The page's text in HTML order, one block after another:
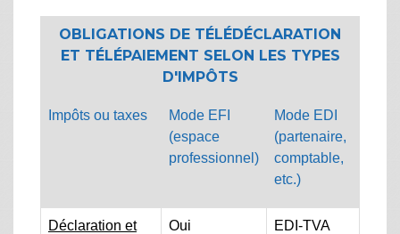
OBLIGATIONS DE TÉLÉDÉCLARATION
ET TÉLÉPAIEMENT SELON LES TYPES
D'IMPÔTS
Impôts ou taxes
Mode EFI
(espace
professionnel)
Mode EDI
(partenaire,
comptable,
etc.)
Déclaration et
Oui EDI-TVA